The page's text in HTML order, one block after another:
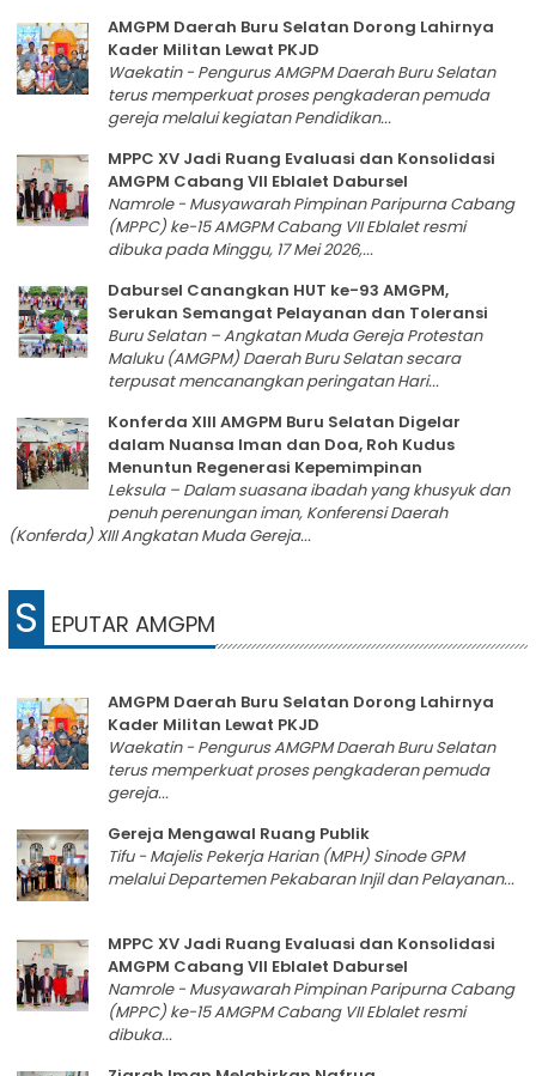
AMGPM Daerah Buru Selatan Dorong Lahirnya
Kader Militan Lewat PKJD
Waekatin - Pengurus AMGPM Daerah Buru Selatan
terus memperkuat proses pengkaderan pemuda
gereja melalui kegiatan Pendidikan...
MPPC XV Jadi Ruang Evaluasi dan Konsolidasi
AMGPM Cabang VII Eblalet Dabursel
Namrole - Musyawarah Pimpinan Paripurna Cabang
(MPPC) ke-15 AMGPM Cabang VII Eblalet resmi
dibuka pada Minggu, 17 Mei 2026,...
Dabursel Canangkan HUT ke-93 AMGPM,
Serukan Semangat Pelayanan dan Toleransi
Buru Selatan – Angkatan Muda Gereja Protestan
Maluku (AMGPM) Daerah Buru Selatan secara
terpusat mencanangkan peringatan Hari...
Konferda XIII AMGPM Buru Selatan Digelar
dalam Nuansa Iman dan Doa, Roh Kudus
Menuntun Regenerasi Kepemimpinan
Leksula – Dalam suasana ibadah yang khusyuk dan
penuh perenungan iman, Konferensi Daerah
(Konferda) XIII Angkatan Muda Gereja...
S EPUTAR AMGPM
AMGPM Daerah Buru Selatan Dorong Lahirnya
Kader Militan Lewat PKJD
Waekatin - Pengurus AMGPM Daerah Buru Selatan
terus memperkuat proses pengkaderan pemuda
gereja...
Gereja Mengawal Ruang Publik
Tifu - Majelis Pekerja Harian (MPH) Sinode GPM
melalui Departemen Pekabaran Injil dan Pelayanan...
MPPC XV Jadi Ruang Evaluasi dan Konsolidasi
AMGPM Cabang VII Eblalet Dabursel
Namrole - Musyawarah Pimpinan Paripurna Cabang
(MPPC) ke-15 AMGPM Cabang VII Eblalet resmi
dibuka...